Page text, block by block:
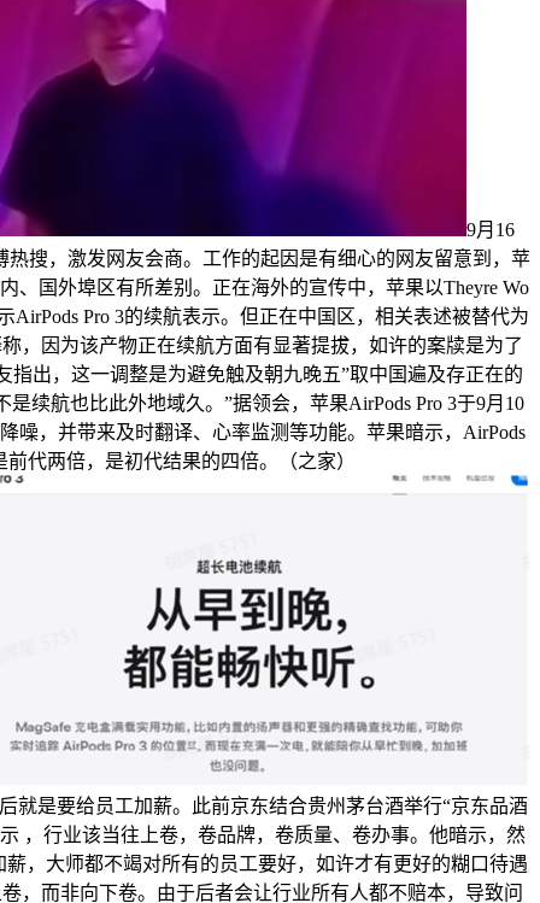
9月16
热搜，激发网友会商。工作的起因是有细心的网友留意到，苹
、国外埠区有所差别。正在海外的宣传中，苹果以Theyre Wo
AirPods Pro 3的续航表示。但正在中国区，相关表述被替代为
，因为该产物正在续航方面有显著提拔，如许的案牍是为了
出，这一调整是为避免触及朝九晚五”取中国遍及存正在的
续航也比此外地域久。”据领会，苹果AirPods Pro 3于9月10
噪，并带来及时翻译、心率监测等功能。苹果暗示，AirPods
前代两倍，是初代结果的四倍。（之家）
就是要给员工加薪。此前京东结合贵州茅台酒举行“京东品酒
，行业该当往上卷，卷品牌，卷质量、卷办事。他暗示，然
，大师都不竭对所有的员工要好，如许才有更好的糊口待遇
，而非向下卷。由于后者会让行业所有人都不赔本，导致问